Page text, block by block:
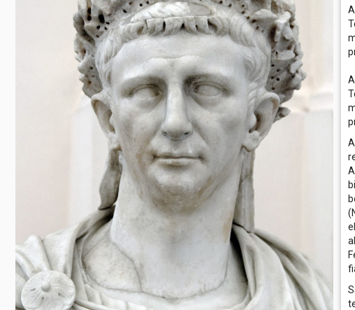
Gyerekeknek
Sport
Buli/Disco
Kiemelt rendezvények
Tanfolyam, képzés
Tábor
Egyházi, vallási
Egyebek
Ünnepek,
megemlékezések
Megyei kitekintő
Tudósok,
nyomában
Szombathely
most
Múzeumok,
kiállítóhelyek
Összes látnivaló
Egyéb sportok
Labdarúgás
Röplabda
Szabadidősport